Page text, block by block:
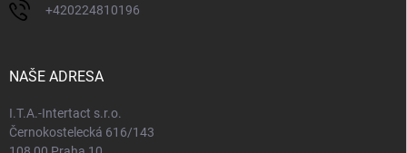
+420224810196
NAŠE ADRESA
I.T.A.-Intertact s.r.o.
Černokostelecká 616/143